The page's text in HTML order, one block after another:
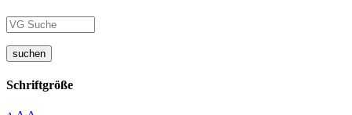
suchen
Schriftgröße